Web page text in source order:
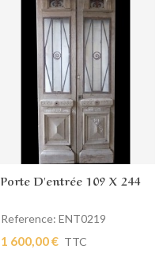
Porte D'entrée 109 X 244
Reference: ENT0219
1 600,00 € TTC